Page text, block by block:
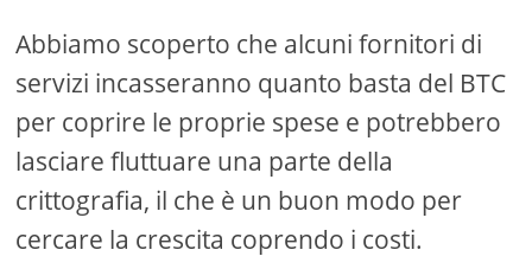
Abbiamo scoperto che alcuni fornitori di
servizi incasseranno quanto basta del BTC
per coprire le proprie spese e potrebbero
lasciare fluttuare una parte della
crittografia, il che è un buon modo per
cercare la crescita coprendo i costi.